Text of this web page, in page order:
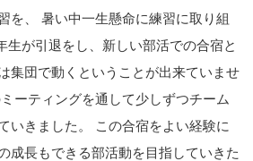
を、 暑い中一生懸命に練習に取り組
生が引退をし、新しい部活での合宿と
集団で動くということが出来ていませ
ーティングを通して少しずつチーム
いきました。 この合宿をよい経験に
成長もできる部活動を目指していきた